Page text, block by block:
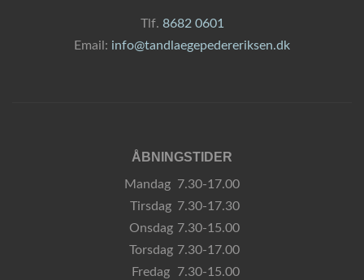
Tlf. 8682 0601
Email: info@tandlaegepedereriksen.dk
ÅBNINGSTIDER
Mandag 7.30-17.00
Tirsdag 7.30-17.30
Onsdag 7.30-15.00
Torsdag 7.30-17.00
Fredag
7.30-15.00